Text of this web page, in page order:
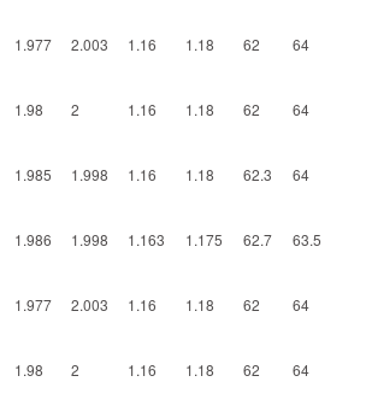
1.977 2.003 1.16 1.18 62 64
1.98 2 1.16 1.18 62 64
1.985 1.998 1.16 1.18 62.3 64
1.986 1.998 1.163 1.175 62.7 63.5
1.977 2.003 1.16 1.18 62 64
1.98 2 1.16 1.18 62 64